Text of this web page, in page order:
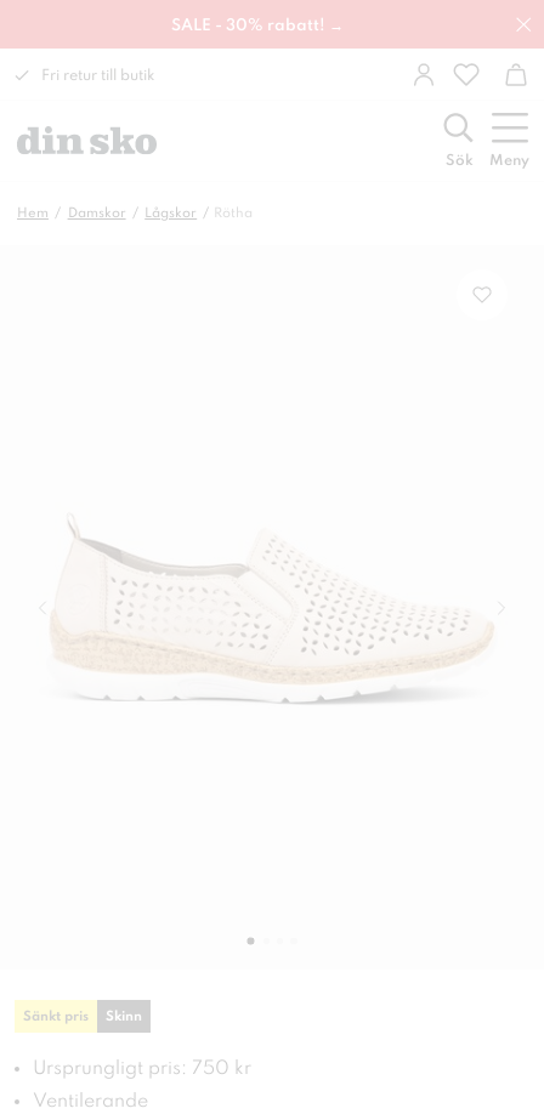
SALE - 30% rabatt! →
Fri retur till butik
Sök Meny
Hem Damskor Lågskor Rötha
Sänkt pris Skinn
Ursprungligt pris: 750 kr
Ventilerande